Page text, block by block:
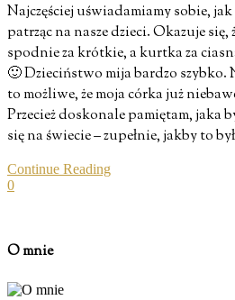
Najczęściej uświadamiamy sobie,
patrząc na nasze dzieci. Okazuje się,
spodnie za krótkie, a kurtka za
🙂 Dzieciństwo mija bardzo
to możliwe, że moja córka już
Przecież doskonale pamiętam, jaka
się na świecie – zupełnie, jakby to
Continue Reading
0
O mnie